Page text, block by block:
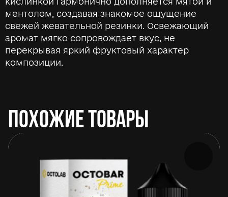
ментолом, создавая знакомое ощущение
свежей жевательной резинки. Освежающий
аромат мягко сопровождает вкус, не
перекрывая яркий фруктовый характер
композиции.
ПОХОЖИЕ ТОВАРЫ